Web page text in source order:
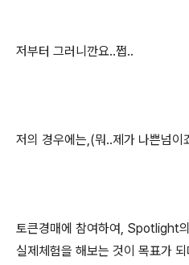
저부터 그러니깐요..쩝..
저의 경우에는,(뭐..제가 나쁜넘이
토큰경매에 참여하여, Spotlight
실제체험을 해보는 것이 목표가